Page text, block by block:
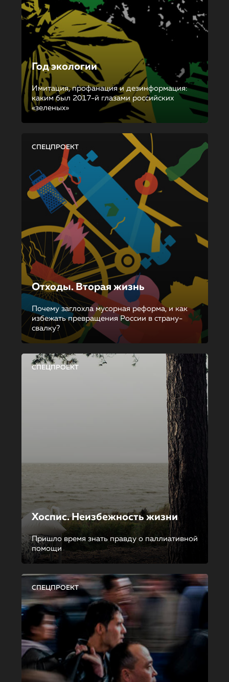
Год экологии
Имитация, профанация и дезинформация:
каким был 2017-й глазами российских
«зеленых»
СПЕЦПРОЕКТ
Отходы. Вторая жизнь
Почему заглохла мусорная реформа, и как
избежать превращения России в страну-
свалку?
СПЕЦПРОЕКТ
Хоспис. Неизбежность жизни
Пришло время знать правду о паллиативной
помощи
СПЕЦПРОЕКТ